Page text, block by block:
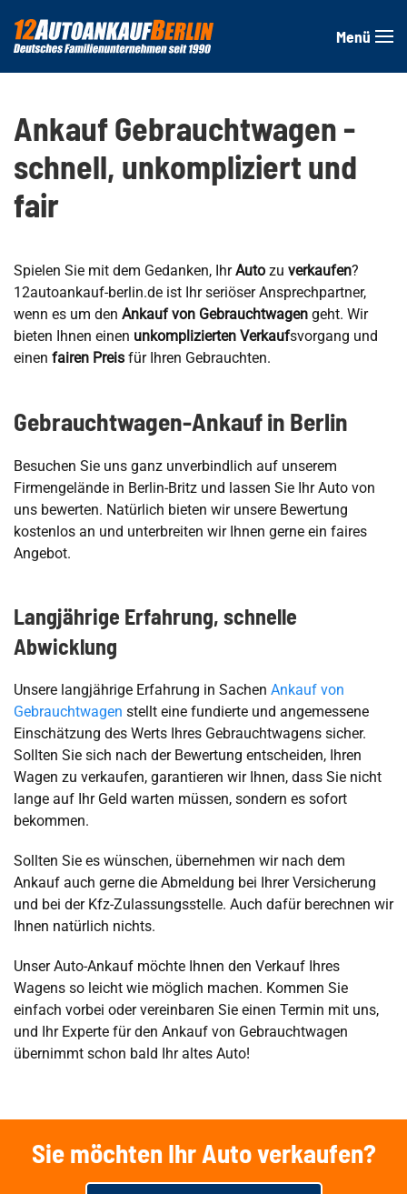
Zum Hauptinhalt springen
Menü
Ankauf Gebrauchtwagen -
schnell, unkompliziert und
fair
Spielen Sie mit dem Gedanken, IhrAuto zu verkaufen?
12autoankauf-berlin.de ist Ihr seriöser Ansprechpartner,
wenn es um den Ankauf von Gebrauchtwagen geht. Wir
bieten Ihnen einen unkomplizierten Verkaufsvorgang und
einen fairen Preis für Ihren Gebrauchten.
Gebrauchtwagen-Ankauf in Berlin
Besuchen Sie uns ganz unverbindlich auf unserem
Firmengelände in Berlin-Britz und lassen Sie Ihr Auto von
uns bewerten. Natürlich bieten wir unsere Bewertung
kostenlos an und unterbreiten wir Ihnen gerne ein faires
Angebot.
Langjährige Erfahrung, schnelle
Abwicklung
Unsere langjährige Erfahrung in Sachen Ankauf von
Gebrauchtwagen stellt eine fundierte und angemessene
Einschätzung des Werts Ihres Gebrauchtwagens sicher.
Sollten Sie sich nach der Bewertung entscheiden, Ihren
Wagen zu verkaufen, garantieren wir Ihnen, dass Sie nicht
lange auf Ihr Geld warten müssen, sondern es sofort
bekommen.
Sollten Sie es wünschen, übernehmen wir nach dem
Ankauf auch gerne die Abmeldung bei Ihrer Versicherung
und bei der Kfz-Zulassungsstelle. Auch dafür berechnen wir
Ihnen natürlich nichts.
Unser Auto-Ankauf möchte Ihnen den Verkauf Ihres
Wagens so leicht wie möglich machen. Kommen Sie
einfach vorbei oder vereinbaren Sie einen Termin mit uns,
und Ihr Experte für den Ankauf von Gebrauchtwagen
übernimmt schon bald Ihr altes Auto!
Sie möchten Ihr Auto verkaufen?